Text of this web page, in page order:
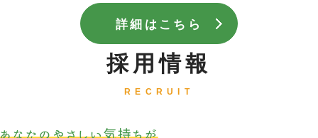
詳細はこちら
採用情報
RECRUIT